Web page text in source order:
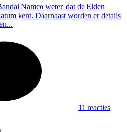
Namco weten dat de Elden
kent. Daarnaast worden er details
11 reacties